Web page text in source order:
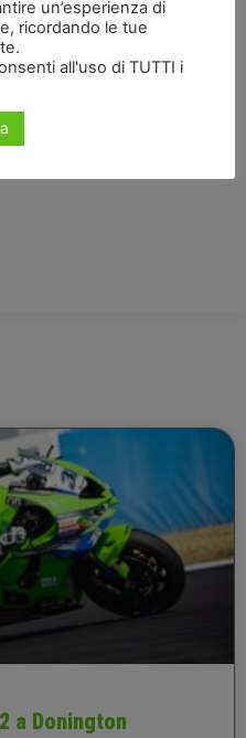
a Donington
un’esperienza di
ricordando le tue
all'uso di TUTTI i